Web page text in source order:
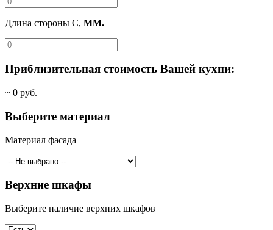
Длина стороны C, ММ.
Приблизительная стоимость Вашей кухни:
~ 0 руб.
Выберите материал
Материал фасада
Верхние шкафы
Выберите наличие верхних шкафов